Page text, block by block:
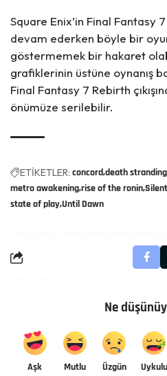
Square Enix’in Final Fantasy
devam ederken böyle bir
göstermemek bir hakaret
grafiklerinin üstüne oynanış
Final Fantasy 7 Rebirth
önümüze serilebilir.
ETİKETLER: concorddeath
metro awakeningrise of the ronin
state of playUntil Dawn
Ne
Aşk Mutlu Üzgün Uykulu